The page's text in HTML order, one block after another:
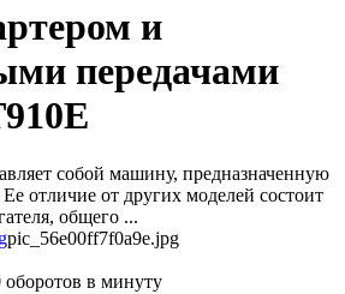
и
передачами
собой машину, предназначенную
отличие от других моделей состоит
общего ...
pic_56e00ff7f0a9e.jpg
оборотов в минуту